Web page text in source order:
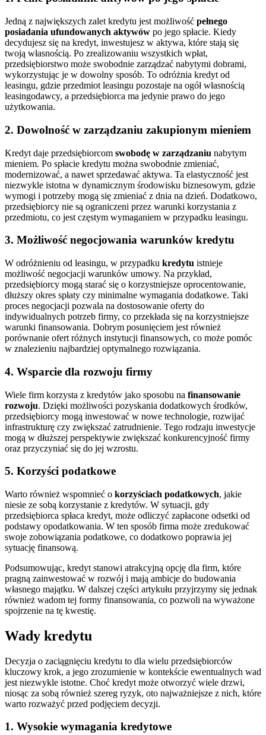
Jedną z największych zalet kredytu jest możliwość pełnego
posiadania ufundowanych aktywów po jego spłacie. Kiedy
decydujesz się na kredyt, inwestujesz w aktywa, które stają się
twoją własnością. Po zrealizowaniu wszystkich wpłat,
przedsiębiorstwo może swobodnie zarządzać nabytymi dobrami,
wykorzystując je w dowolny sposób. To odróżnia kredyt od
leasingu, gdzie przedmiot leasingu pozostaje na ogół własnością
leasingodawcy, a przedsiębiorca ma jedynie prawo do jego
użytkowania.
2. Dowolność w zarządzaniu zakupionym mieniem
Kredyt daje przedsiębiorcom swobodę w zarządzaniu nabytym
mieniem. Po spłacie kredytu można swobodnie zmieniać,
modernizować, a nawet sprzedawać aktywa. Ta elastyczność jest
niezwykle istotna w dynamicznym środowisku biznesowym, gdzie
wymogi i potrzeby mogą się zmieniać z dnia na dzień. Dodatkowo,
przedsiębiorcy nie są ograniczeni przez warunki korzystania z
przedmiotu, co jest częstym wymaganiem w przypadku leasingu.
3. Możliwość negocjowania warunków kredytu
W odróżnieniu od leasingu, w przypadku kredytu istnieje
możliwość negocjacji warunków umowy. Na przykład,
przedsiębiorcy mogą starać się o korzystniejsze oprocentowanie,
dłuższy okres spłaty czy minimalne wymagania dodatkowe. Taki
proces negocjacji pozwala na dostosowanie oferty do
indywidualnych potrzeb firmy, co przekłada się na korzystniejsze
warunki finansowania. Dobrym posunięciem jest również
porównanie ofert różnych instytucji finansowych, co może pomóc
w znalezieniu najbardziej optymalnego rozwiązania.
4. Wsparcie dla rozwoju firmy
Wiele firm korzysta z kredytów jako sposobu na finansowanie
rozwoju. Dzięki możliwości pozyskania dodatkowych środków,
przedsiębiorcy mogą inwestować w nowe technologie, rozwijać
infrastrukturę czy zwiększać zatrudnienie. Tego rodzaju inwestycje
mogą w dłuższej perspektywie zwiększać konkurencyjność firmy
oraz przyczyniać się do jej wzrostu.
5. Korzyści podatkowe
Warto również wspomnieć o korzyściach podatkowych, jakie
niesie ze sobą korzystanie z kredytów. W sytuacji, gdy
przedsiębiorca spłaca kredyt, może odliczyć zapłacone odsetki od
podstawy opodatkowania. W ten sposób firma może zredukować
swoje zobowiązania podatkowe, co dodatkowo poprawia jej
sytuację finansową.
Podsumowując, kredyt stanowi atrakcyjną opcję dla firm, które
pragną zainwestować w rozwój i mają ambicje do budowania
własnego majątku. W dalszej części artykułu przyjrzymy się jednak
również wadom tej formy finansowania, co pozwoli na wyważone
spojrzenie na tę kwestię.
Wady kredytu
Decyzja o zaciągnięciu kredytu to dla wielu przedsiębiorców
kluczowy krok, a jego zrozumienie w kontekście ewentualnych wad
jest niezwykle istotne. Choć kredyt może otworzyć wiele drzwi,
niosąc za sobą również szereg ryzyk, oto najważniejsze z nich, które
warto rozważyć przed podjęciem decyzji.
1. Wysokie wymagania kredytowe